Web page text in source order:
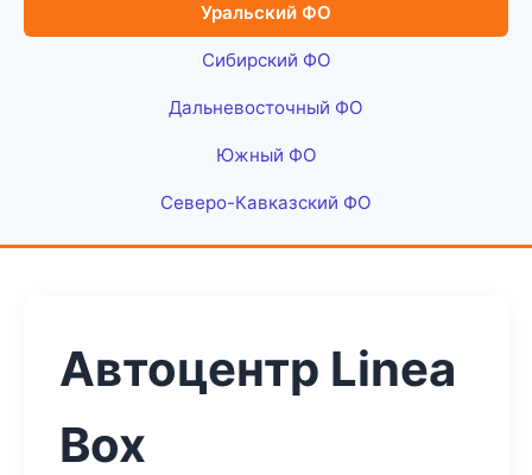
Уральский ФО
Сибирский ФО
Дальневосточный ФО
Южный ФО
Северо-Кавказский ФО
Автоцентр Linea
Box